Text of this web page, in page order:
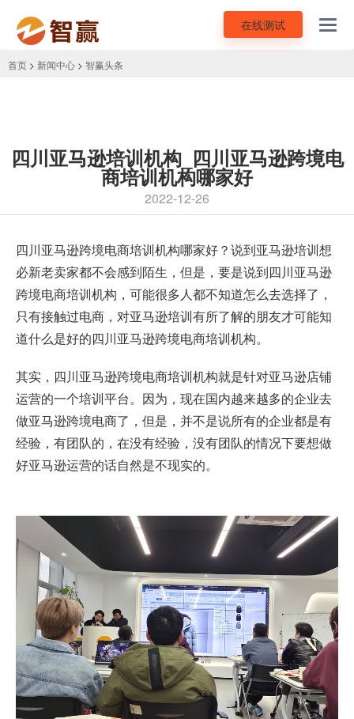
在线测试
首页 > 新闻中心 > 智赢头条
四川亚马逊培训机构_四川亚马逊跨境电
商培训机构哪家好
2022-12-26
四川亚马逊跨境电商培训机构哪家好？说到亚马逊培训想
必新老卖家都不会感到陌生，但是，要是说到四川亚马逊
跨境电商培训机构，可能很多人都不知道怎么去选择了，
只有接触过电商，对亚马逊培训有所了解的朋友才可能知
道什么是好的四川亚马逊跨境电商培训机构。
其实，四川亚马逊跨境电商培训机构就是针对亚马逊店铺
运营的一个培训平台。因为，现在国内越来越多的企业去
做亚马逊跨境电商了，但是，并不是说所有的企业都是有
经验，有团队的，在没有经验，没有团队的情况下要想做
好亚马逊运营的话自然是不现实的。